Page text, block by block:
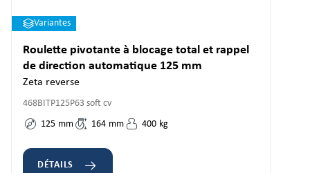
Variantes
Roulette pivotante à blocage total et rappel
de direction automatique 125 mm
Zeta reverse
468BITP125P63 soft cv
125 mm 164 mm 400 kg
DÉTAILS